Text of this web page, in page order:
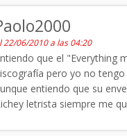
22/06/2010 a las 04:20
que el "Everything
pero yo no
entiendo que su
letrista siempre me